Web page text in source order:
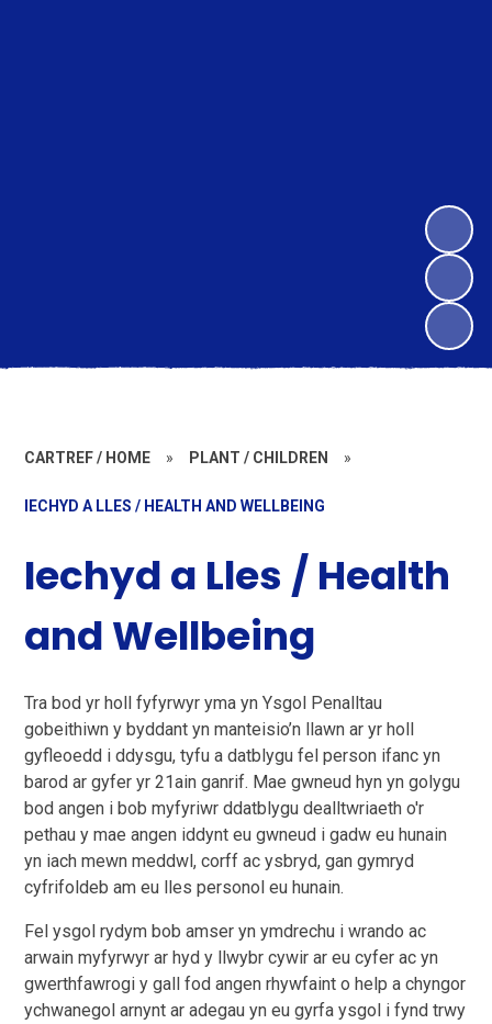
CARTREF / HOME » PLANT / CHILDREN »
IECHYD A LLES / HEALTH AND WELLBEING
Iechyd a Lles / Health
and Wellbeing
Tra bod yr holl fyfyrwyr yma yn Ysgol Penalltau
gobeithiwn y byddant yn manteisio’n llawn ar yr holl
gyfleoedd i ddysgu, tyfu a datblygu fel person ifanc yn
barod ar gyfer yr 21ain ganrif. Mae gwneud hyn yn golygu
bod angen i bob myfyriwr ddatblygu dealltwriaeth o'r
pethau y mae angen iddynt eu gwneud i gadw eu hunain
yn iach mewn meddwl, corff ac ysbryd, gan gymryd
cyfrifoldeb am eu lles personol eu hunain.
Fel ysgol rydym bob amser yn ymdrechu i wrando ac
arwain myfyrwyr ar hyd y llwybr cywir ar eu cyfer ac yn
gwerthfawrogi y gall fod angen rhywfaint o help a chyngor
ychwanegol arnynt ar adegau yn eu gyrfa ysgol i fynd trwy